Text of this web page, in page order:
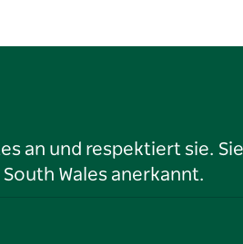
an und respektiert sie.
Wales anerkannt.